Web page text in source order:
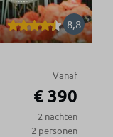
8,8
Vanaf
€ 390
2 nachten
2 personen